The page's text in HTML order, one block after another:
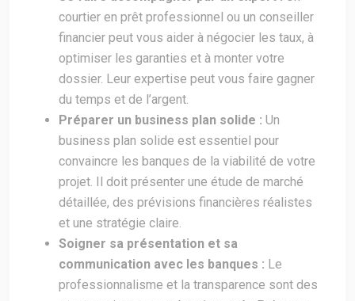
courtier en prêt professionnel ou un conseiller
financier peut vous aider à négocier les taux, à
optimiser les garanties et à monter votre
dossier. Leur expertise peut vous faire gagner
du temps et de l’argent.
Préparer un business plan solide : Un
business plan solide est essentiel pour
convaincre les banques de la viabilité de votre
projet. Il doit présenter une étude de marché
détaillée, des prévisions financières réalistes
et une stratégie claire.
Soigner sa présentation et sa
communication avec les banques : Le
professionnalisme et la transparence sont des